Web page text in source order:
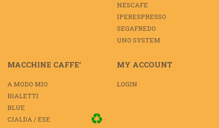
NESCAFE
IPERESPRESSO
SEGAFREDO
UNO SYSTEM
MACCHINE CAFFE’
A MODO MIO
BIALETTI
BLUE
CIALDA / ESE
MY ACCOUNT
LOGIN